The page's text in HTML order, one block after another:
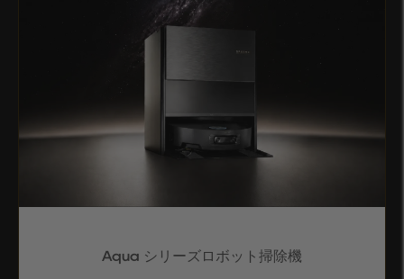
Aqua シリーズロボット掃除機